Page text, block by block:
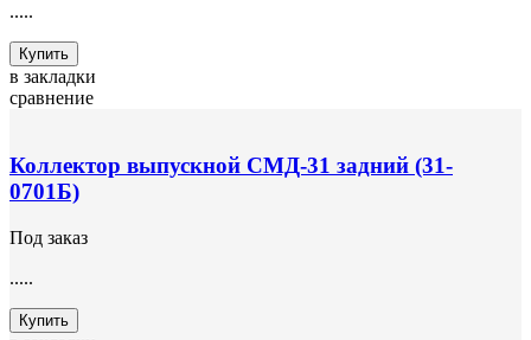
.....
Купить
в закладки
сравнение
Коллектор выпускной СМД-31 задний (31-
0701Б)
Под заказ
.....
Купить